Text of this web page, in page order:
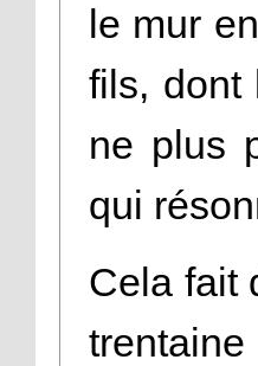
le mur
fils, dont
ne plus
qui
Cela fait